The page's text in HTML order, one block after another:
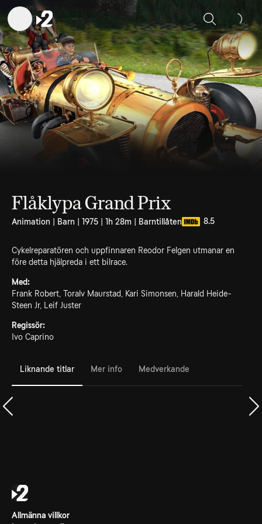
Sök
Flåklypa Grand Prix
Animation | Barn | 1975 | 1h 28m | Barntillåten 8.5
Cykelreparatören och uppfinnaren Reodor Felgen utmanar en
före detta hjälpreda i ett bilrace.
Med:
Frank Robert, Toralv Maurstad, Kari Simonsen, Harald Heide-
Steen Jr, Leif Juster
Regissör:
Ivo Caprino
Liknande titlar Mer info Medverkande
Allmänna villkor